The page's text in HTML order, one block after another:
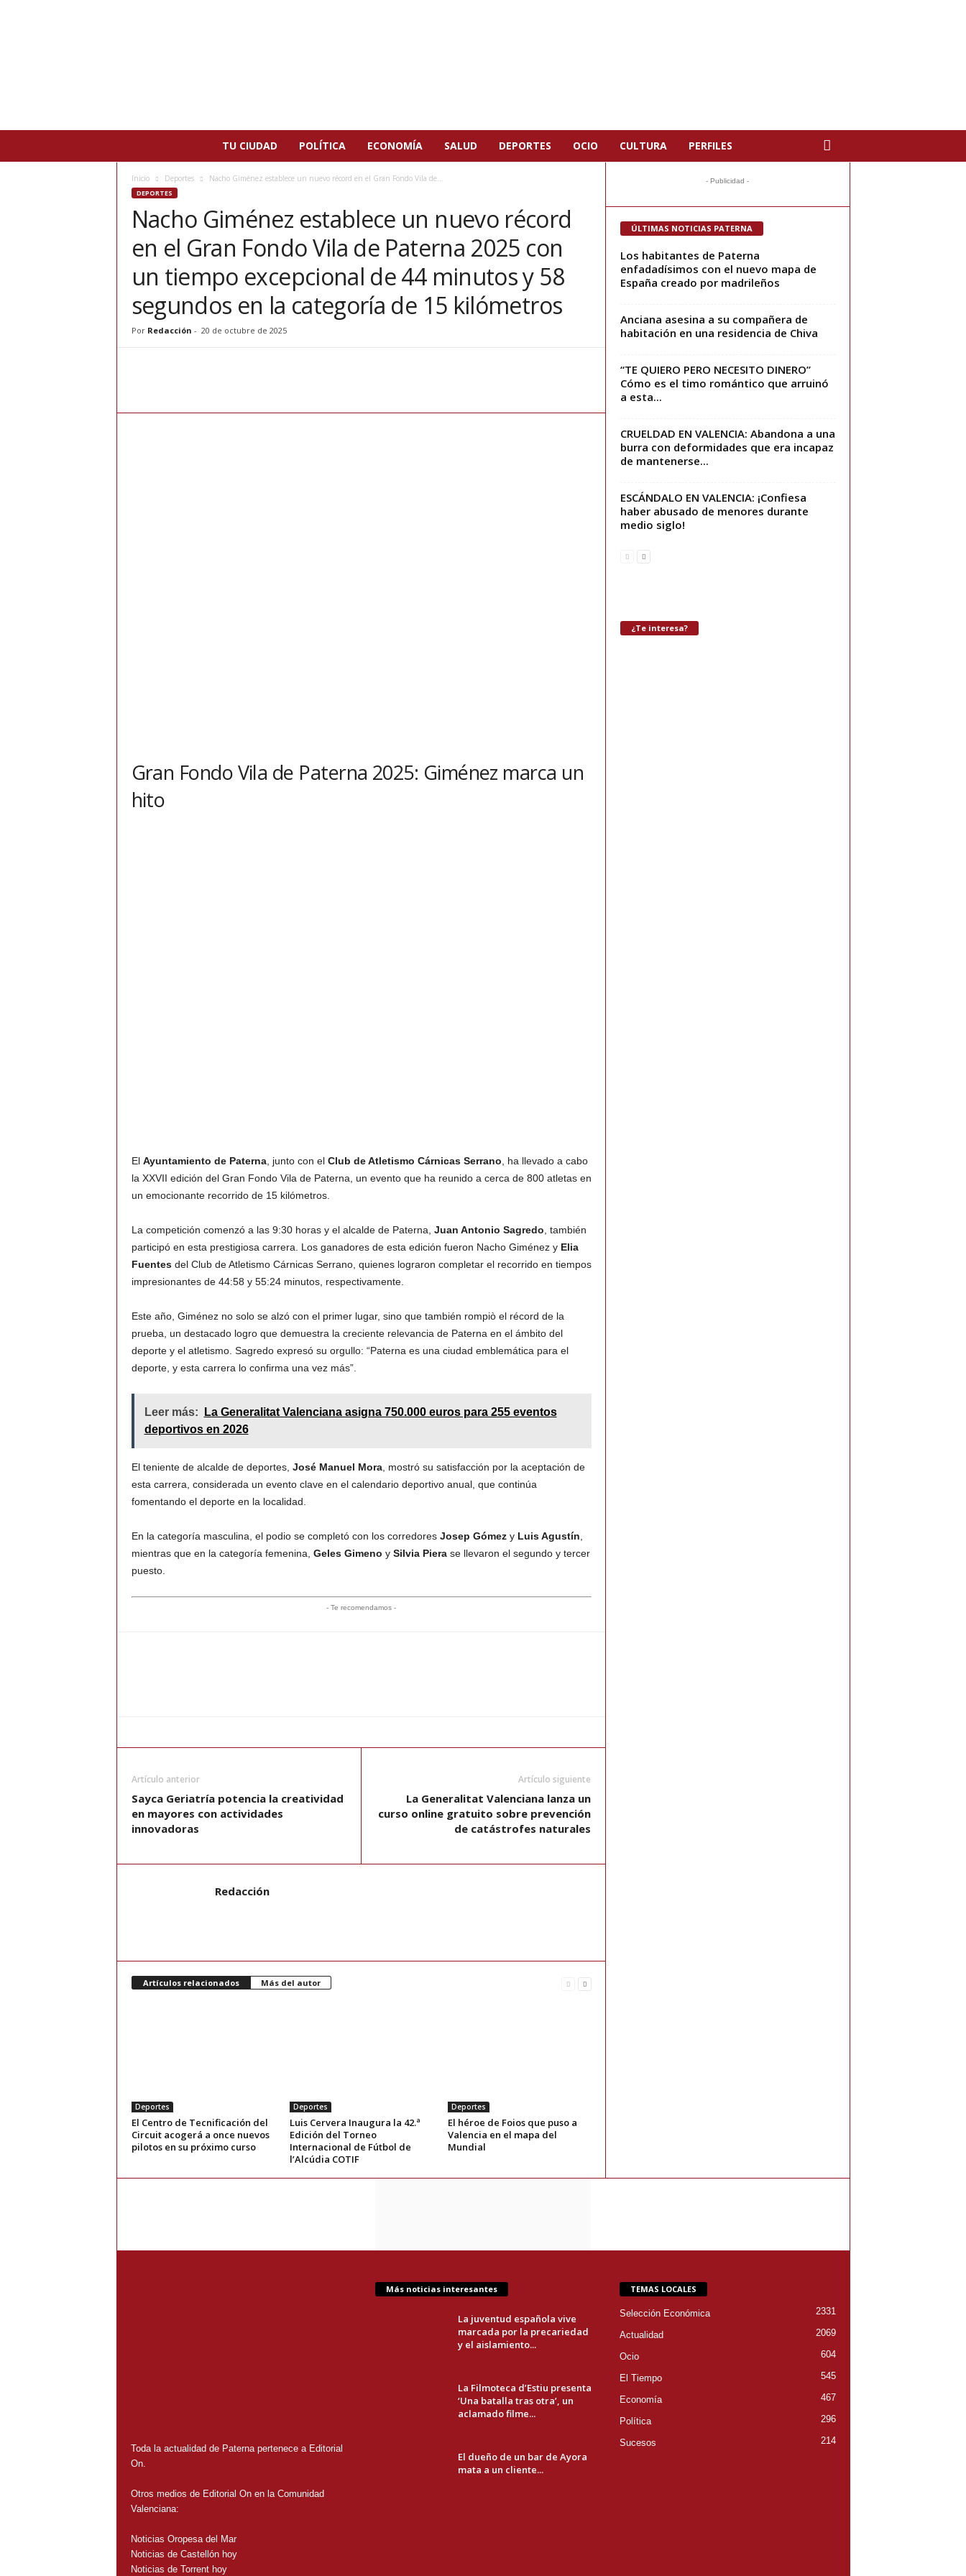
TU CIUDAD POLÍTICA ECONOMÍA SALUD DEPORTES OCIO CULTURA PERFILES
Inicio Deportes Nacho Giménez establece un nuevo récord en el Gran Fondo Vila de...
DEPORTES
Nacho Giménez establece un nuevo récord
en el Gran Fondo Vila de Paterna 2025 con
un tiempo excepcional de 44 minutos y 58
segundos en la categoría de 15 kilómetros
Por Redacción - 20 de octubre de 2025
Gran Fondo Vila de Paterna 2025: Giménez marca un
hito
El Ayuntamiento de Paterna, junto con el Club de Atletismo Cárnicas Serrano , ha llevado a cabo
la XXVII edición del Gran Fondo Vila de Paterna, un evento que ha reunido a cerca de 800 atletas en
un emocionante recorrido de 15 kilómetros.
La competición comenzó a las 9:30 horas y el alcalde de Paterna, Juan Antonio Sagredo , también
participó en esta prestigiosa carrera. Los ganadores de esta edición fueron Nacho Giménez y Elia
Fuentesdel Club de Atletismo Cárnicas Serrano, quienes lograron completar el recorrido en tiempos
impresionantes de 44:58 y 55:24 minutos, respectivamente.
Este año, Giménez no solo se alzó con el primer lugar, sino que también rompiò el récord de la
prueba, un destacado logro que demuestra la creciente relevancia de Paterna en el ámbito del
deporte y el atletismo. Sagredo expresó su orgullo: “Paterna es una ciudad emblemática para el
deporte, y esta carrera lo confirma una vez más”.
Leer más:
La Generalitat Valenciana asigna 750.000 euros para 255 eventos
deportivos en 2026
El teniente de alcalde de deportes, José Manuel Mora, mostró su satisfacción por la aceptación de
esta carrera, considerada un evento clave en el calendario deportivo anual, que continúa
fomentando el deporte en la localidad.
En la categoría masculina, el podio se completó con los corredores Josep Gómezy Luis Agustín
mientras que en la categoría femenina, Geles Gimeno y Silvia Pierase llevaron el segundo y tercer
puesto.
- Te recomendamos -
Artículo anterior
Sayca Geriatría potencia la creatividad
en mayores con actividades
innovadoras
Artículo siguiente
La Generalitat Valenciana lanza un
curso online gratuito sobre prevención
de catástrofes naturales
Redacción
Artículos relacionados Más del autor
Deportes
El Centro de Tecnificación del
Circuit acogerá a once nuevos
pilotos en su próximo curso
Deportes
Luis Cervera Inaugura la 42.ª
Edición del Torneo
Internacional de Fútbol de
l’Alcúdia COTIF
Deportes
El héroe de Foios que puso a
Valencia en el mapa del
Mundial
- Publicidad -
ÚLTIMAS NOTICIAS PATERNA
Los habitantes de Paterna
enfadadísimos con el nuevo mapa de
España creado por madrileños
Anciana asesina a su compañera de
habitación en una residencia de Chiva
“TE QUIERO PERO NECESITO DINERO”
Cómo es el timo romántico que arruinó
a esta...
CRUELDAD EN VALENCIA: Abandona a una
burra con deformidades que era incapaz
de mantenerse...
ESCÁNDALO EN VALENCIA: ¡Confiesa
haber abusado de menores durante
medio siglo!
¿Te interesa?
Toda la actualidad de Paterna pertenece a Editorial
On.
Otros medios de Editorial On en la Comunidad
Valenciana:
Noticias Oropesa del Mar
Noticias de Castellón hoy
Noticias de Torrent hoy
Más noticias interesantes
La juventud española vive
marcada por la precariedad
y el aislamiento...
La Filmoteca d’Estiu presenta
‘Una batalla tras otra’, un
aclamado filme...
El dueño de un bar de Ayora
mata a un cliente...
TEMAS LOCALES
Selección Económica 2331
Actualidad 2069
Ocio 604
El Tiempo 545
Economía 467
Política 296
Sucesos 214